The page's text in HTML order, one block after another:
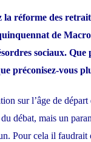
réforme des
de
sociaux. Que
préconisez-vous
sur l’âge de départ
débat, mais un
Pour cela il